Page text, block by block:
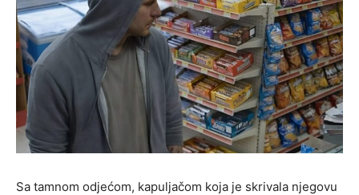
Sa tamnom odjećom, kapuljačom koja je skrivala njegovu